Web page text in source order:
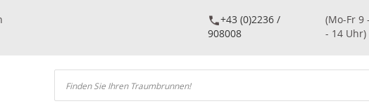
+43 (0)2236 /
908008
(Mo-Fr 9
- 14 Uhr)
Suchen